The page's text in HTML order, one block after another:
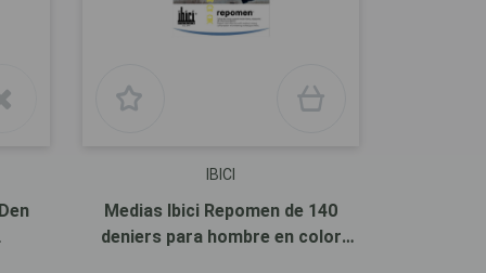
IBICI
Medias Ibici Repomen de 140
deniers para hombre en color